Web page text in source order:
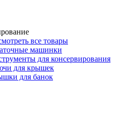
все товары
машинки
для консервирования
для крышек
для банок